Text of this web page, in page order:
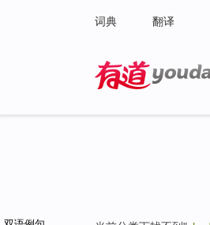
词典 翻译